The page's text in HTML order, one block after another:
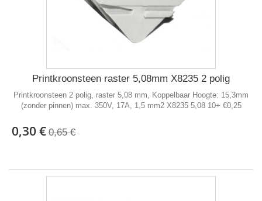
Printkroonsteen raster 5,08mm X8235 2 polig
Printkroonsteen 2 polig, raster 5,08 mm, Koppelbaar Hoogte: 15,3mm
(zonder pinnen) max. 350V, 17A, 1,5 mm2 X8235 5,08 10+ €0,25
0,30 € 0,65 €